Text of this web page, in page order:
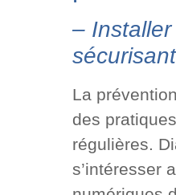
–
sécurisant
La
des
régulières.
s’intéresser